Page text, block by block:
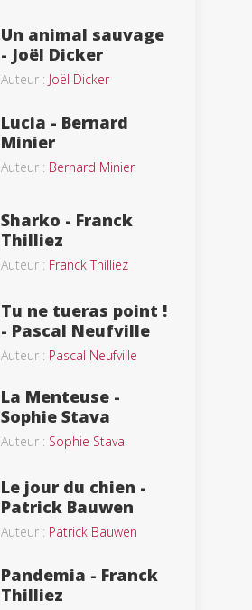
Un animal sauvage
- Joël Dicker
Auteur : Joël Dicker
Lucia - Bernard
Minier
Auteur : Bernard Minier
Sharko - Franck
Thilliez
Auteur : Franck Thilliez
Tu ne tueras point !
- Pascal Neufville
Auteur : Pascal Neufville
La Menteuse -
Sophie Stava
Auteur : Sophie Stava
Le jour du chien -
Patrick Bauwen
Auteur : Patrick Bauwen
Pandemia - Franck
Thilliez